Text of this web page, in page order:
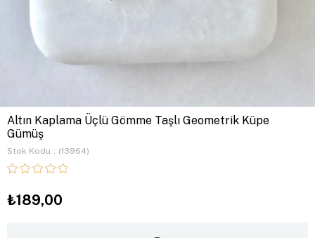
Altın Kaplama Üçlü Gömme Taşlı Geometrik Küpe
Gümüş
Stok Kodu (13964)
₺189,00